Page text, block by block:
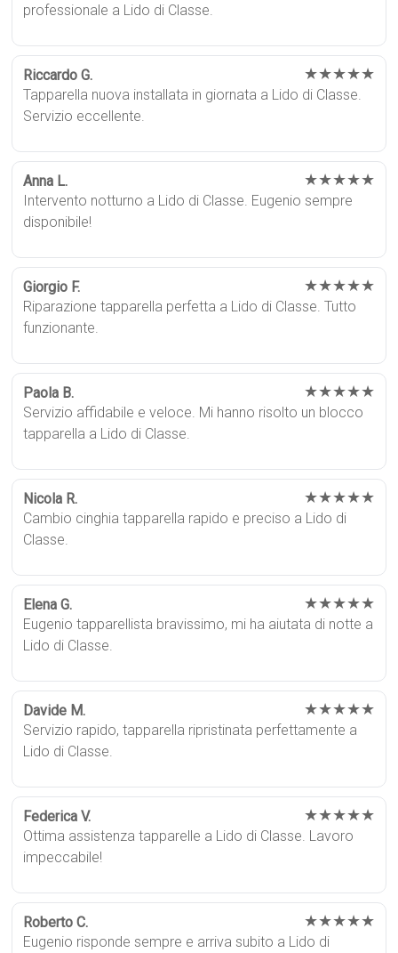
professionale a Lido di Classe.
Riccardo G. ★★★★★
Tapparella nuova installata in giornata a Lido di Classe.
Servizio eccellente.
Anna L. ★★★★★
Intervento notturno a Lido di Classe. Eugenio sempre
disponibile!
Giorgio F. ★★★★★
Riparazione tapparella perfetta a Lido di Classe. Tutto
funzionante.
Paola B. ★★★★★
Servizio affidabile e veloce. Mi hanno risolto un blocco
tapparella a Lido di Classe.
Nicola R. ★★★★★
Cambio cinghia tapparella rapido e preciso a Lido di
Classe.
Elena G. ★★★★★
Eugenio tapparellista bravissimo, mi ha aiutata di notte a
Lido di Classe.
Davide M. ★★★★★
Servizio rapido, tapparella ripristinata perfettamente a
Lido di Classe.
Federica V. ★★★★★
Ottima assistenza tapparelle a Lido di Classe. Lavoro
impeccabile!
Roberto C. ★★★★★
Eugenio risponde sempre e arriva subito a Lido di